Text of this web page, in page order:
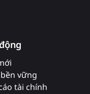
vững
tài chính